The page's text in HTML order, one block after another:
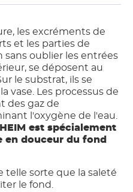
les excréments de
et les parties de
oublier les entrées
se déposent au
le substrat, ils se
vase. Les processus de
des gaz de
l'oxygène de l'eau.
est spécialement
en douceur du fond
telle sorte que la saleté
le fond.